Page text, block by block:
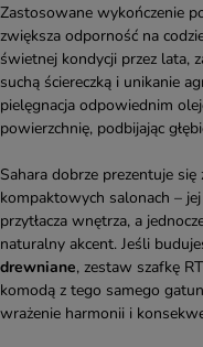
Zastosowane wykończenie
zwiększa odporność na
świetnej kondycji przez lata,
suchą ściereczką i unikanie
pielęgnacja odpowiednim
powierzchnię, podbijając
Sahara dobrze prezentuje
kompaktowych salonach –
przytłacza wnętrza, a
naturalny akcent. Jeśli
drewniane, zestaw szafkę
komodą z tego samego
wrażenie harmonii i